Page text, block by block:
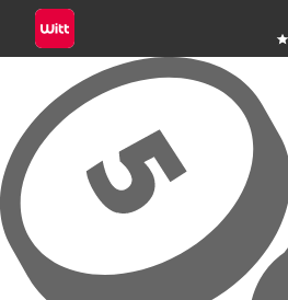
Přeskočit na hlavní obsah